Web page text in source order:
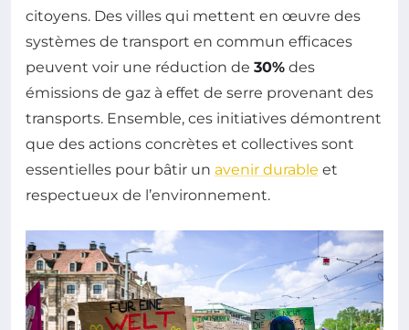
citoyens. Des villes qui mettent en œuvre des
systèmes de transport en commun efficaces
peuvent voir une réduction de 30% des
émissions de gaz à effet de serre provenant des
transports. Ensemble, ces initiatives démontrent
que des actions concrètes et collectives sont
essentielles pour bâtir un avenir durable et
respectueux de l’environnement.